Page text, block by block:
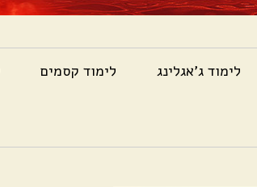
לימוד ג'אגלינג לימוד קסמים